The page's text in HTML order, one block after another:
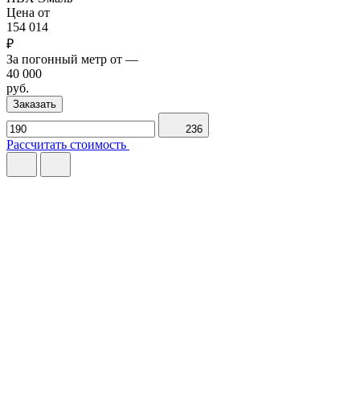
Цена от
154 014
₽
За погонный метр от —
40 000
руб.
Заказать
236
Рассчитать стоимость